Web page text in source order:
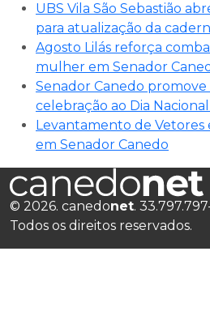
UBS Vila São Sebastião
para atualização da
Agosto Lilás reforça
mulher em Senador
Senador Canedo
celebração ao Dia
Levantamento de Vetores
em Senador Canedo
© 2026. canedonet.
Todos os direitos reservados.